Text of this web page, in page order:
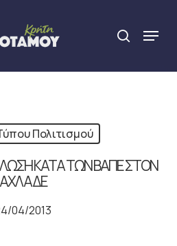
search
Menu
Πολιτισμού
ΚΑΤΑ ΤΩΝ ΒΑΠΕ ΣΤΟΝ
ΑΧΛΑΔΕ
04/2013
Close